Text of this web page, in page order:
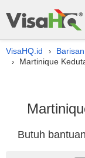
VisaHQ.id ›
› Martinique
Butuh